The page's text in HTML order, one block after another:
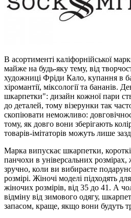
В асортименті каліфорнійської
майже на будь-яку тему, від
художниці Фріди Кало, купання в
хіромантії, міксології та бананів.
шкарпетки": дизайн кожної пари
до деталей, тому візерунки так
скопіювати неможливо:
тому, як довго вони зберігають
товарів-імітаторів можуть лише
Марка випускає шкарпетки,
панчохи в універсальних
зручно, коли ви вибираєте
розмірі. Жіночі моделі підходять
жіночих розмірів, від 35 до 41. А
відміну від зимового одягу,
запасом, краще, якщо вони будуть